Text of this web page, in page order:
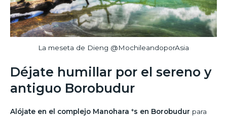
La meseta de Dieng @MochileandoporAsia
Déjate humillar por el sereno y
antiguo Borobudur
Alójate en el complejo Manohara *s en Borobudur para